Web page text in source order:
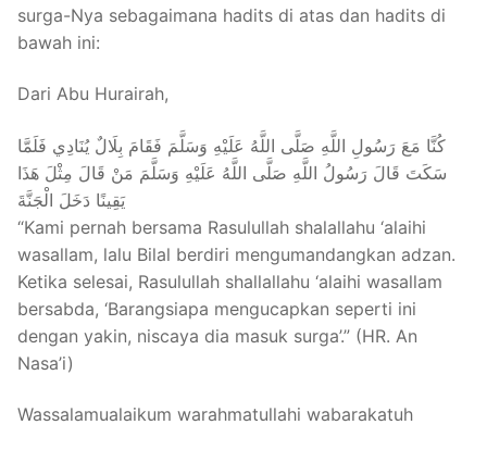
surga-Nya sebagaimana hadits di atas dan hadits di
bawah ini:
Dari Abu Hurairah,
كُنَّا مَعَ رَسُولِ اللَّهِ صَلَّى اللَّهُ عَلَيْهِ وَسَلَّمَ فَقَامَ بِلَالٌ يُنَادِي فَلَمَّا
سَكَتَ قَالَ رَسُولُ اللَّهِ صَلَّى اللَّهُ عَلَيْهِ وَسَلَّمَ مَنْ قَالَ مِثْلَ هَذَا
يَقِينًا دَخَلَ الْجَنَّةَ
“Kami pernah bersama Rasulullah shalallahu ‘alaihi
wasallam, lalu Bilal berdiri mengumandangkan adzan.
Ketika selesai, Rasulullah shallallahu ‘alaihi wasallam
bersabda, ‘Barangsiapa mengucapkan seperti ini
dengan yakin, niscaya dia masuk surga’.” (HR. An
Nasa’i)
Wassalamualaikum warahmatullahi wabarakatuh